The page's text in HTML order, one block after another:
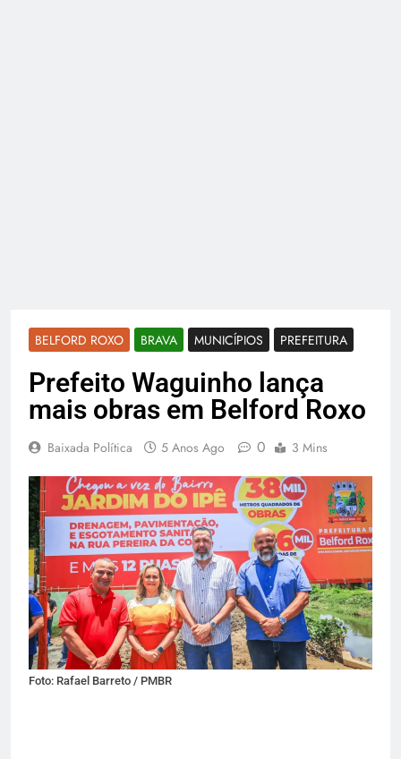
BELFORD ROXO BRAVA MUNICÍPIOS PREFEITURA
Prefeito Waguinho lança
mais obras em Belford Roxo
Baixada Política 5 Anos Ago 0 3 Mins
Foto: Rafael Barreto / PMBR